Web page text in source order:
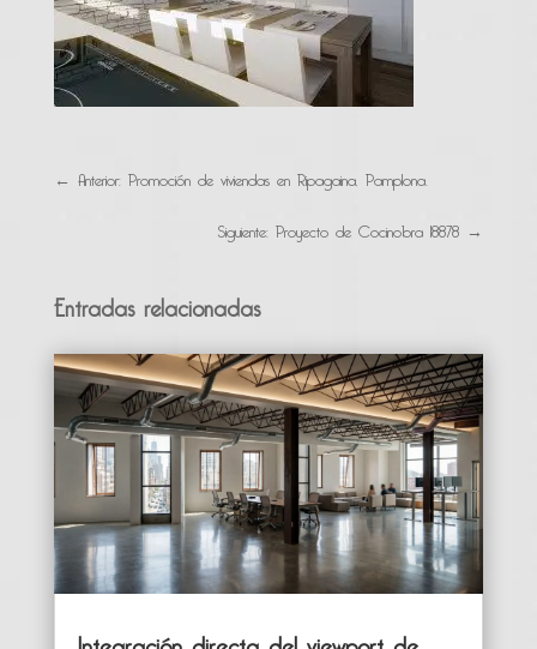
← Anterior: Promoción de viviendas en Ripagaina, Pamplona.
Siguiente: Proyecto de Cocinobra 18878 →
Entradas relacionadas